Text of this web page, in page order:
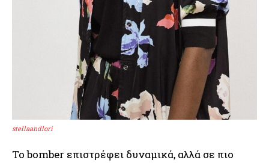
stellaandlori
Το bomber επιστρέφει δυναμικά, αλλά σε πιο